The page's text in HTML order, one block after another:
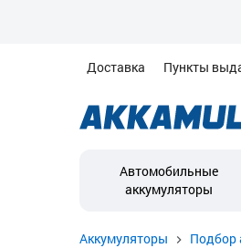
Доставка Пункты
Автомобильные
аккумуляторы
Аккумуляторы Подбор